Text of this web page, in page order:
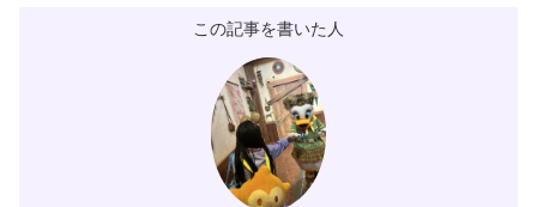
この記事を書いた人